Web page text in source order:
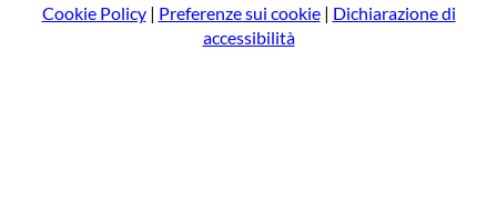
Cookie Policy| Preferenze sui cookie| Dichiarazione di
accessibilità